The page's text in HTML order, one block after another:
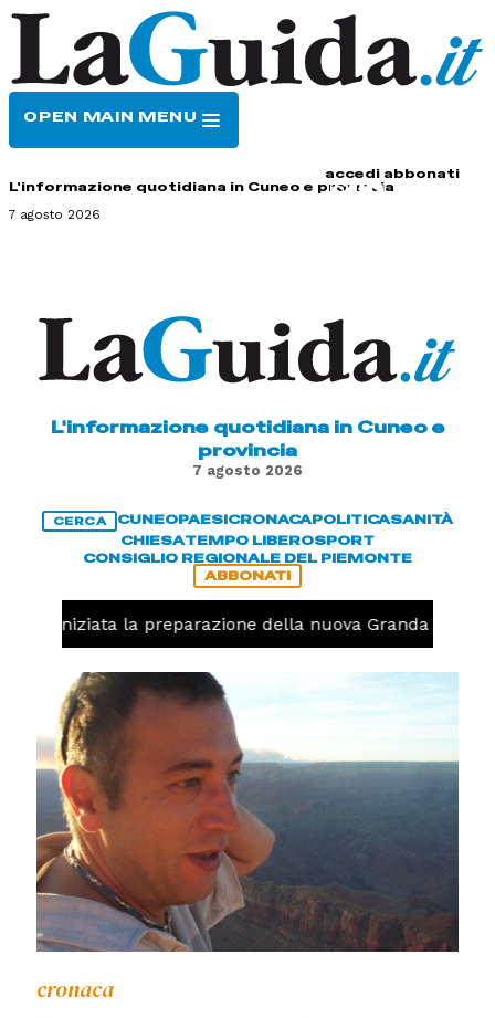
OPEN MAIN MENU
accedi abbonati
L'informazione quotidiana in Cuneo e provincia
7 agosto 2026
L'informazione quotidiana in Cuneo e
provincia
7 agosto 2026
CERCA CUNEOPAESICRONACAPOLITICASANITÀ
CHIESATEMPO LIBEROSPORT
CONSIGLIO REGIONALE DEL PIEMONTE
ABBONATI
iniziata la preparazione della nuova Granda Volley
cronaca